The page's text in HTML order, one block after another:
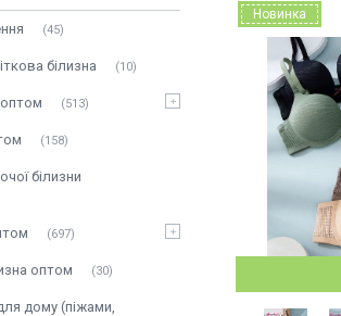
Новинка
45
білизна 10
513
158
білизни
697
оптом 30
дому (піжами,